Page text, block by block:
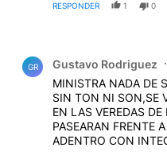
muertos no van a ser
RESPONDER 1 0
GR Gustavo Rodriguez
MINISTRA NADA DE
SIN TON NI SON,SE
EN LAS VEREDAS
PASEARAN FRENTE
ADENTRO CON